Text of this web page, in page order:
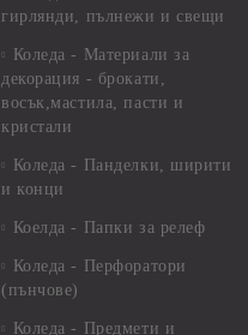
гирлянди, пълнежи и свещи
Коледа - Материали за
декорация - брокати,
восък,мастила, пасти и
кристали
Коледа - Панделки, ширити
и конци
Коелда - Папки за релеф
Коледа - Перфоратори
(пънчове)
Коледа - Предмети и